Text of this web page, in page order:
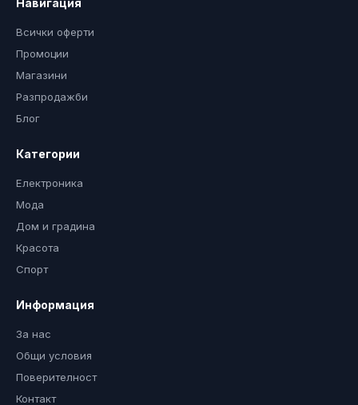
Навигация
Всички оферти
Промоции
Магазини
Разпродажби
Блог
Категории
Електроника
Мода
Дом и градина
Красота
Спорт
Информация
За нас
Общи условия
Поверителност
Контакт